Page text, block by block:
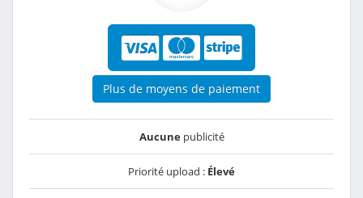
Plus de moyens de paiement
Aucunepublicité
Priorité upload : Élevé